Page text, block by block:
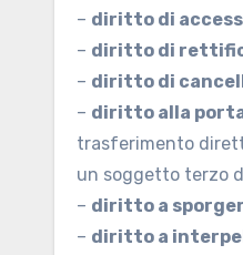
– diritto di
– diritto di
– diritto di
– diritto alla
trasferimento
un soggetto terzo
– diritto a
– diritto a